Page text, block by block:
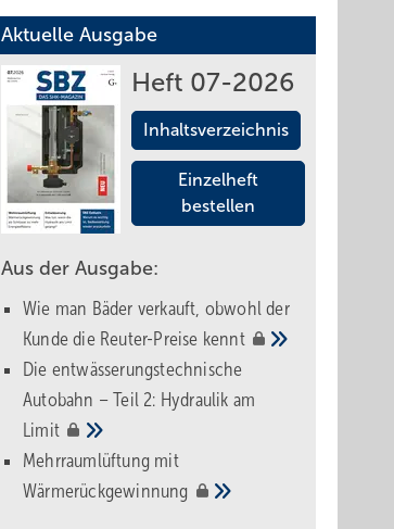
Aktuelle Ausgabe
Heft 07-2026
Inhaltsverzeichnis
Einzelheft
bestellen
Aus der Ausgabe:
Wie man Bäder verkauft, obwohl der
Kunde die Reuter-Preise kennt
Die entwässerungstechnische
Autobahn – Teil 2: Hydraulik am
Limit
Mehrraumlüftung mit
Wärmerückgewinnung